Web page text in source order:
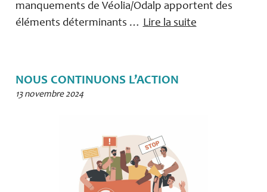
manquements de Véolia/Odalp apportent des
éléments déterminants … Lire la suite
NOUS CONTINUONS L’ACTION
13 novembre 2024